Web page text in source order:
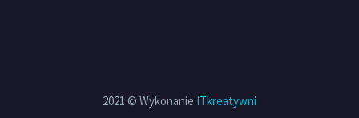
2021 © Wykonanie ITkreatywni